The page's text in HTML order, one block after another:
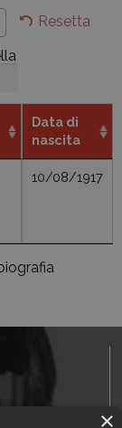
Resetta
Data di
nascita
10/08/1917
×